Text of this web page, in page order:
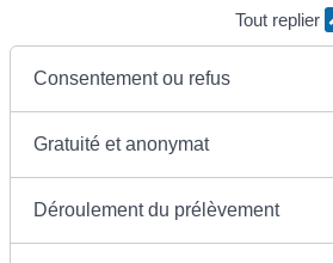
Tout replier
Consentement ou refus
Gratuité et anonymat
Déroulement du prélèvement